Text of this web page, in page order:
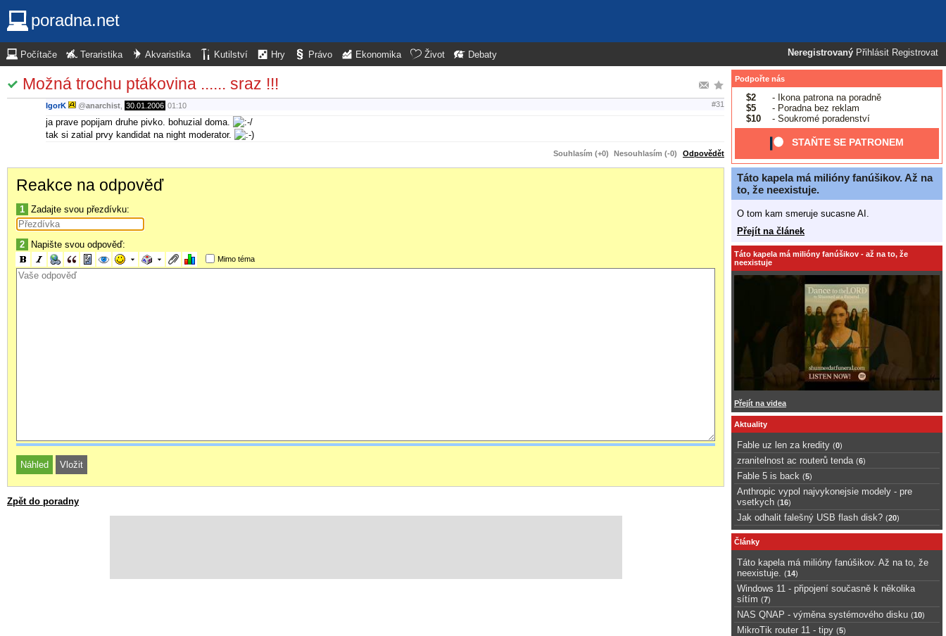
poradna.net
Neregistrovaný Přihlásit Registrovat
Počítače Teraristika Akvaristika Kutilství Hry Právo Ekonomika Život Debaty
Možná trochu ptákovina ...... sraz !!!
IgorK @anarchist 30.01.2006 01:10 #31
ja prave popijam druhe pivko. bohuzial doma.
tak si zatial prvy kandidat na night moderator.
Souhlasím (+0) Nesouhlasím (-0) Odpovědět
Reakce na odpověď
1 Zadajte svou přezdívku:
2 Napište svou odpověď:
Mimo téma
Zpět do poradny
Podpořte nás
$2
- Ikona patrona na poradně
$5
- Poradna bez reklam
$10
- Soukromé poradenství
STAŇTE SE PATRONEM
Táto kapela má milióny fanúšikov. Až na
to, že neexistuje.
O tom kam smeruje sucasne AI.
Přejít na článek
Táto kapela má milióny fanúšikov - až na to, že
neexistuje
Přejít na videa
Aktuality
Fable uz len za kredity (0)
zranitelnost ac routerů tenda (6)
Fable 5 is back (5)
Anthropic vypol najvykonejsie modely - pre
vsetkych (16)
Jak odhalit falešný USB flash disk? (20)
Články
Táto kapela má milióny fanúšikov. Až na to, že
neexistuje.
(14)
Windows 11 - připojení současně k několika
sítím (7)
NAS QNAP - výměna systémového disku (10)
MikroTik router 11 - tipy (5)